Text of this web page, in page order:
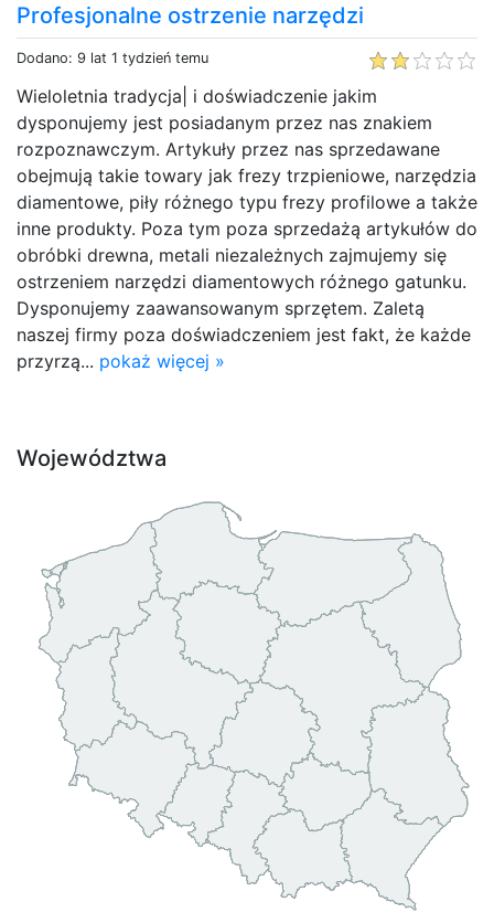
Profesjonalne ostrzenie narzędzi
Dodano: 9 lat 1 tydzień temu
Wieloletnia tradycja| i doświadczenie jakim
dysponujemy jest posiadanym przez nas znakiem
rozpoznawczym. Artykuły przez nas sprzedawane
obejmują takie towary jak frezy trzpieniowe, narzędzia
diamentowe, piły różnego typu frezy profilowe a także
inne produkty. Poza tym poza sprzedażą artykułów do
obróbki drewna, metali niezależnych zajmujemy się
ostrzeniem narzędzi diamentowych różnego gatunku.
Dysponujemy zaawansowanym sprzętem. Zaletą
naszej firmy poza doświadczeniem jest fakt, że każde
przyrzą... pokaż więcej »
Województwa